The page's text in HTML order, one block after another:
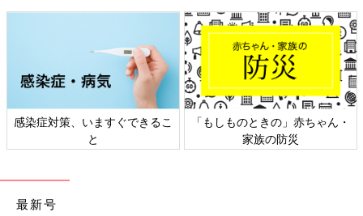
楽天ブックスで購入
感染症対策、いますぐできるこ
と
「もしものときの」赤ちゃん・
家族の防災
最新号